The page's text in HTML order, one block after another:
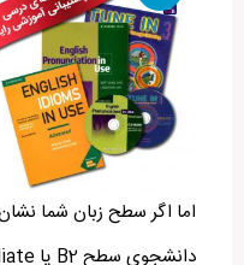
اما اگر سطح زبان شما